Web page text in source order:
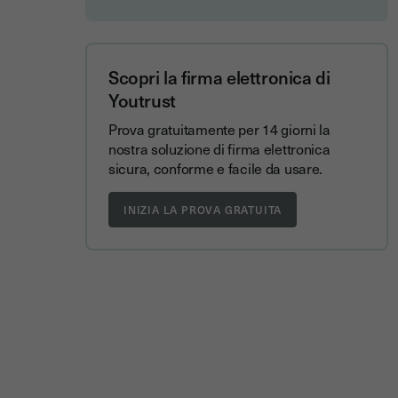
Scopri la firma elettronica di
Youtrust
Prova gratuitamente per 14 giorni la
nostra soluzione di firma elettronica
sicura, conforme e facile da usare.